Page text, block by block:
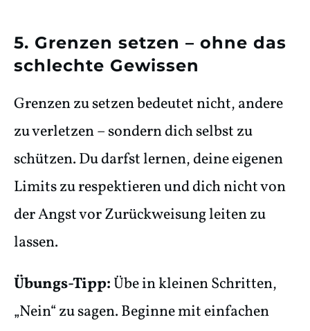
5. Grenzen setzen – ohne das
schlechte Gewissen
Grenzen zu setzen bedeutet nicht, andere
zu verletzen – sondern dich selbst zu
schützen. Du darfst lernen, deine eigenen
Limits zu respektieren und dich nicht von
der Angst vor Zurückweisung leiten zu
lassen.
Übungs-Tipp:Übe in kleinen Schritten,
„Nein“ zu sagen. Beginne mit einfachen